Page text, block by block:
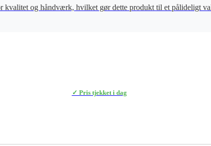
og håndværk, hvilket gør dette produkt til et pålideligt
✓ Pris tjekket i dag